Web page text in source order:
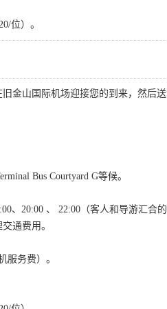
位）。
金山国际机场迎接您的到来，然后
Bus Courtyard G等候。
、20:00 、 22:00（客人和导游汇合
通费用。
服务费）。